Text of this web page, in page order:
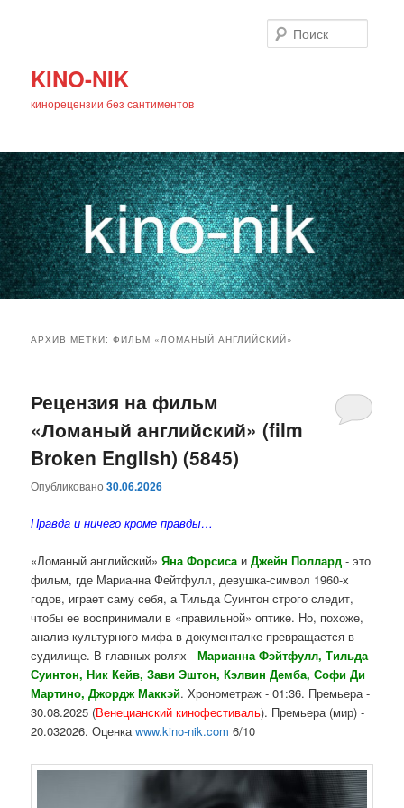
KINO-NIK
кинорецензии без сантиментов
основному
содержимому
дополнительному
содержимому
АРХИВ МЕТКИ:ФИЛЬМ «ЛОМАНЫЙ АНГЛИЙСКИЙ»
Рецензия на фильм
«Ломаный английский» (film
Broken English) (5845)
Опубликовано30.06.2026
Правда и ничего кроме правды…
«Ломаный английский»Яна ФорсисаиДжейн Поллард - это
фильм, где Марианна Фейтфулл, девушка-символ 1960-х
годов, играет саму себя, а Тильда Суинтон строго следит,
чтобы ее воспринимали в «правильной» оптике. Но, похоже,
анализ культурного мифа в документалке превращается в
судилище. В главных ролях -Марианна Фэйтфулл, Тильда
Суинтон, Ник Кейв, Зави Эштон, Кэлвин Демба, Софи Ди
Мартино, Джордж Маккэй. Хронометраж - 01:36. Премьера -
30.08.2025 (Венецианский кинофестиваль). Премьера (мир) -
20.032026. Оценкаwww.kino-nik.com 6/10